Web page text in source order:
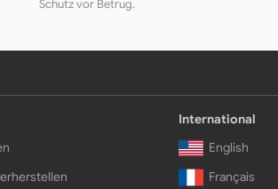
Schutz vor Betrug.
International
English
Français